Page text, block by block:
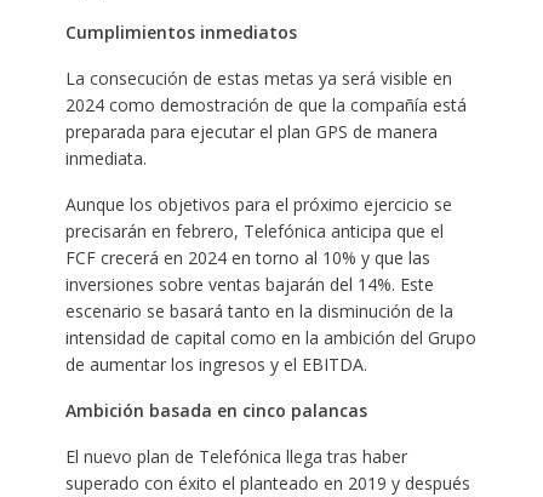
Cumplimientos inmediatos
La consecución de estas metas ya será visible en
2024 como demostración de que la compañía está
preparada para ejecutar el plan GPS de manera
inmediata.
Aunque los objetivos para el próximo ejercicio se
precisarán en febrero, Telefónica anticipa que el
FCF crecerá en 2024 en torno al 10% y que las
inversiones sobre ventas bajarán del 14%. Este
escenario se basará tanto en la disminución de la
intensidad de capital como en la ambición del Grupo
de aumentar los ingresos y el EBITDA.
Ambición basada en cinco palancas
El nuevo plan de Telefónica llega tras haber
superado con éxito el planteado en 2019 y después